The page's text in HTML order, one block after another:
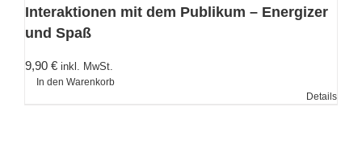
Interaktionen mit dem Publikum – Energizer
und Spaß
9,90 € inkl. MwSt.
In den Warenkorb
Details